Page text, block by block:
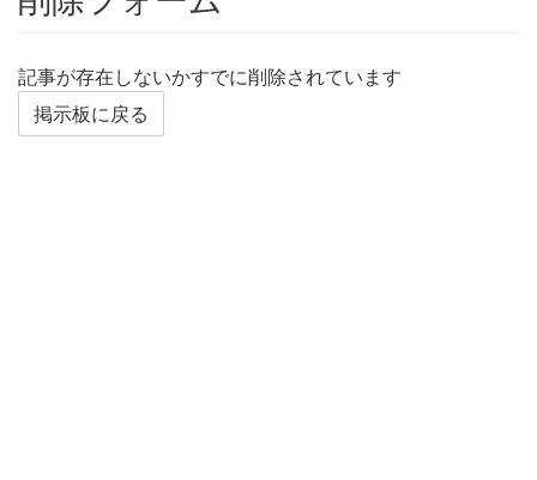
記事が存在しないかすでに削除されています
掲示板に戻る